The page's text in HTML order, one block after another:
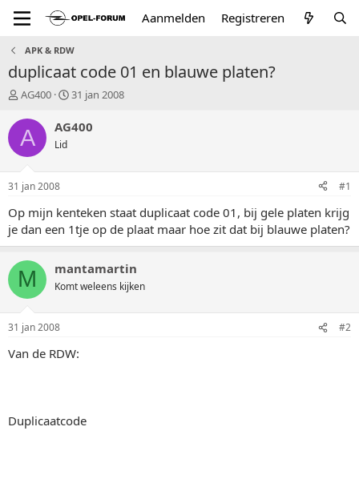
Aanmelden Registreren
APK & RDW
duplicaat code 01 en blauwe platen?
T
p
i
t
a
r
e
AG400
S
a
u
m
31 jan 2008
A AG400
Lid
31 jan 2008 #1
Op mijn kenteken staat duplicaat code 01, bij gele platen krijg
je dan een 1tje op de plaat maar hoe zit dat bij blauwe platen?
M mantamartin
Komt weleens kijken
31 jan 2008 #2
Van de RDW:
Duplicaatcode